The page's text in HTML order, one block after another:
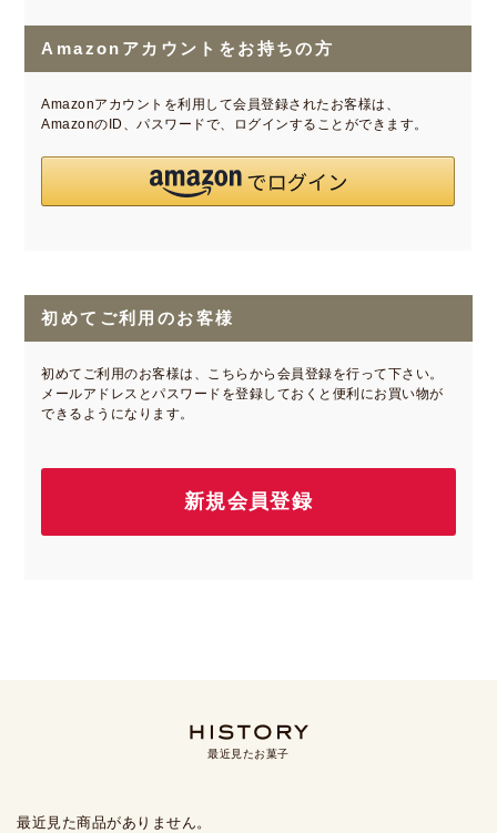
Amazonアカウントをお持ちの方
Amazonアカウントを利用して会員登録されたお客様は、
AmazonのID、パスワードで、ログインすることができます。
初めてご利用のお客様
初めてご利用のお客様は、こちらから会員登録を行って下さい。
メールアドレスとパスワードを登録しておくと便利にお買い物が
できるようになります。
最近見たお菓子
最近見た商品がありません。